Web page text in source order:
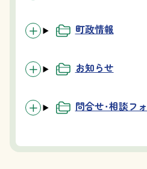
町政情報
お知らせ
問合せ・相談フ